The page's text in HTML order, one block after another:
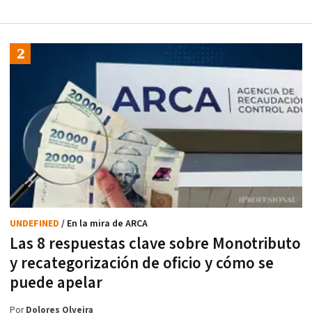
Las 8 respuestas clave sobre Monotributo
y recategorización de oficio y cómo se
puede apelar
UNDEFINED / En la mira de ARCA
PorDolores Olveira